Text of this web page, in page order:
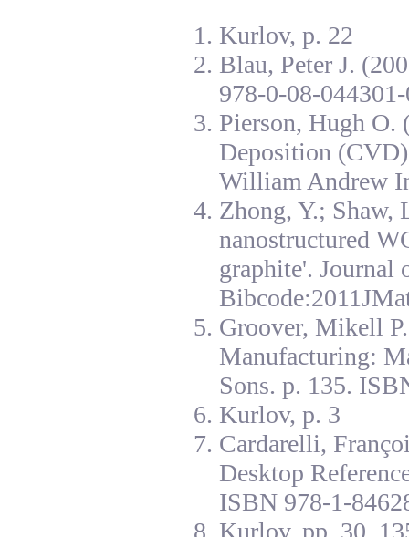
Kurlov, p. 22
Blau, Peter J.
978-0-08-
Pierson, Hugh O.
Deposition
William Andrew
Zhong, Y.; Shaw,
nanostructured
graphite'. Journal
Groover, Mikell
Manufacturing:
Sons. p. 135.
Kurlov, p. 3
Cardarelli,
Desktop
ISBN 978-1-
Kurlov, pp. 30,